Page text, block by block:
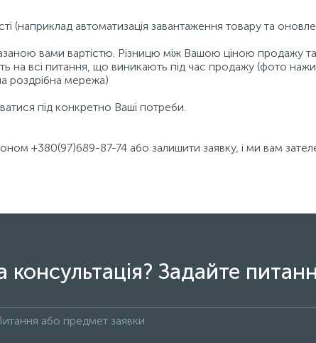
(наприклад автоматизація завантаження товару та
вами вартістю. Різницю між Вашою ціною продажу
на всі питання, що виникають під час продажу (фото
роздрібна мережа)
під конкретно Ваші потреби.
+380(97)689-87-74 або залишити заявку, і ми вам
консультація? Задайте